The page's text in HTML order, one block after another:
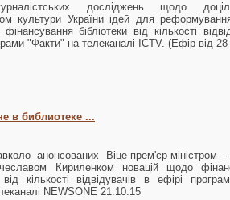
досліджень щодо
культури України ідей для
фінансування бібліотеки від кількості
"Факти" на телеканалі ICTV. (Ефір від
в библиотеке ...
анонсованих Віце-прем'єр-міністром
Кириленком новацій щодо
від кількості відвідувачів в ефірі
NEWSONE 21.10.15